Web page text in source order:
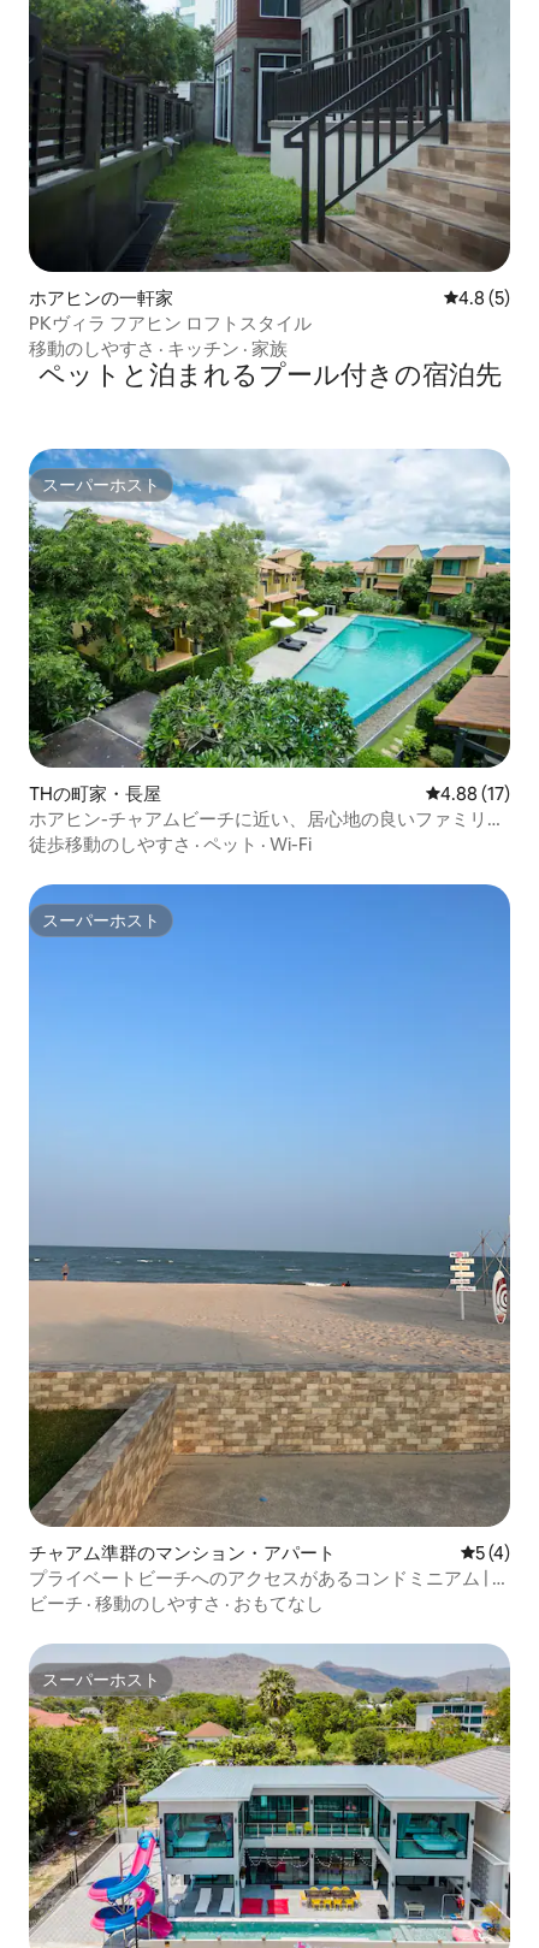
ホアヒンの一軒家 レビュー5
4.8 (5)
PKヴィラ フアヒン ロフトスタイル
移動のしやすさ · キッチン · 家族
ペットと泊まれるプール付きの宿泊先
スーパーホスト
スーパーホスト
THの町家・長屋 レビュー17
4.88 (17)
ホアヒン-チャアムビーチに近い、居心地の良いファミリー
タウンハウス
徒歩移動のしやすさ · ペット · Wi-Fi
スーパーホスト
スーパーホスト
チャアム準群のマンション・アパート レビュー
5 (4)
プライベートビーチへのアクセスがあるコンドミニアム | ペ
ットOK @ワヒン
ビーチ · 移動のしやすさ · おもてなし
スーパーホスト
スーパーホスト